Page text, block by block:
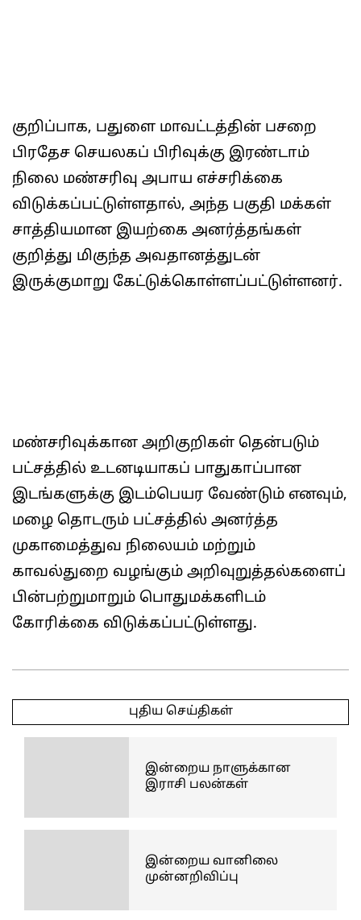
குறிப்பாக, பதுளை மாவட்டத்தின் பசறை
பிரதேச செயலகப் பிரிவுக்கு இரண்டாம்
நிலை மண்சரிவு அபாய எச்சரிக்கை
விடுக்கப்பட்டுள்ளதால், அந்த பகுதி மக்கள்
சாத்தியமான இயற்கை அனர்த்தங்கள்
குறித்து மிகுந்த அவதானத்துடன்
இருக்குமாறு கேட்டுக்கொள்ளப்பட்டுள்ளனர்.
மண்சரிவுக்கான அறிகுறிகள் தென்படும்
பட்சத்தில் உடனடியாகப் பாதுகாப்பான
இடங்களுக்கு இடம்பெயர வேண்டும் எனவும்,
மழை தொடரும் பட்சத்தில் அனர்த்த
முகாமைத்துவ நிலையம் மற்றும்
காவல்துறை வழங்கும் அறிவுறுத்தல்களைப்
பின்பற்றுமாறும் பொதுமக்களிடம்
கோரிக்கை விடுக்கப்பட்டுள்ளது.
05-
புதிய செய்திகள்
இன்றைய நாளுக்கான
இராசி பலன்கள்
இன்றைய வானிலை
முன்னறிவிப்பு